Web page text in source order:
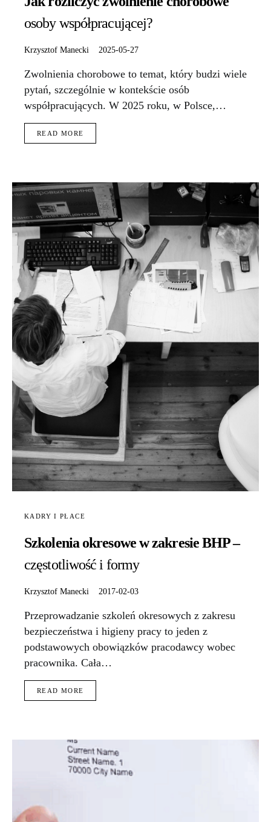
osoby współpracującej?
Krzysztof Manecki 2025-05-27
Zwolnienia chorobowe to temat, który budzi wiele
pytań, szczególnie w kontekście osób
współpracujących. W 2025 roku, w Polsce,…
READ MORE
KADRY I PŁACE
Szkolenia okresowe w zakresie BHP –
częstotliwość i formy
Krzysztof Manecki 2017-02-03
Przeprowadzanie szkoleń okresowych z zakresu
bezpieczeństwa i higieny pracy to jeden z
podstawowych obowiązków pracodawcy wobec
pracownika. Cała…
READ MORE